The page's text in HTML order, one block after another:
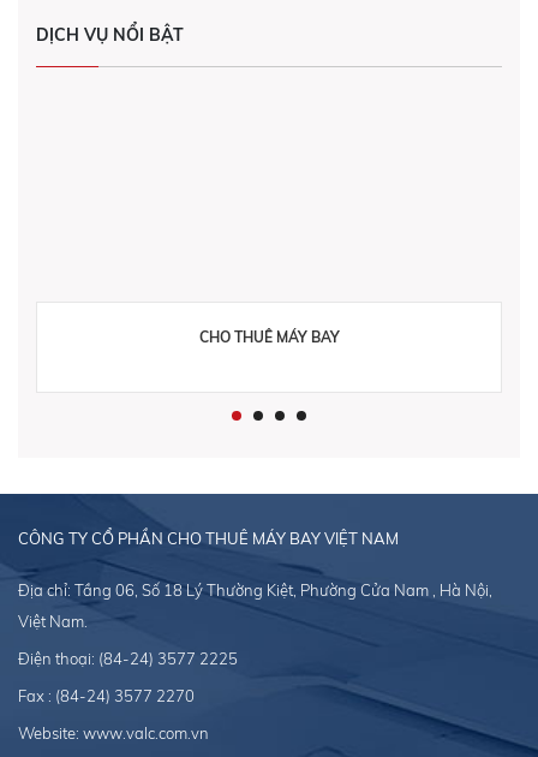
DỊCH VỤ NỔI BẬT
CHO THUÊ MÁY BAY
CÔNG TY CỔ PHẦN CHO THUÊ MÁY BAY VIỆT NAM
Địa chỉ: Tầng 06, Số 18 Lý Thường Kiệt, Phường Cửa Nam , Hà Nội,
Việt Nam.
Điện thoại: (84-24) 3577 2225
Fax : (84-24) 3577 2270
Website: www.valc.com.vn